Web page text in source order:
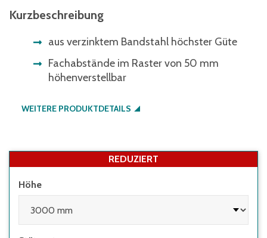
Kurzbeschreibung
aus verzinktem Bandstahl höchster Güte
Fachabstände im Raster von 50 mm
höhenverstellbar
WEITERE PRODUKTDETAILS
REDUZIERT
Höhe